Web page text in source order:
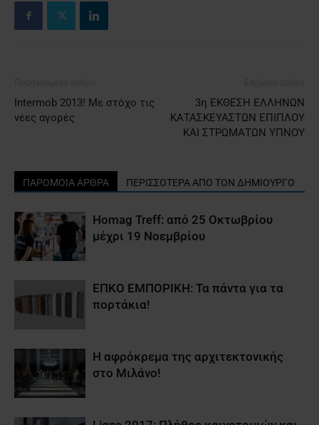
Ιntermob 2013! Με στόχο τις
νέες αγορές
3η ΕΚΘΕΣΗ ΕΛΛΗΝΩΝ
ΚΑΤΑΣΚΕΥΑΣΤΩΝ ΕΠΙΠΛΟΥ
ΚΑΙ ΣΤΡΩΜΑΤΩΝ ΥΠΝΟΥ
ΠΑΡΟΜΟΙΑ ΑΡΘΡΑ ΠΕΡΙΣΣΟΤΕΡΑ ΑΠΟ ΤΟΝ ΔΗΜΙΟΥΡΓΟ
Homag Treff: από 25 Οκτωβρίου
μέχρι 19 Νοεμβρίου
ΕΠΚΟ ΕΜΠΟΡΙΚΗ: Τα πάντα για τα
πορτάκια!
Η αφρόκρεμα της αρχιτεκτονικής
στο Μιλάνο!